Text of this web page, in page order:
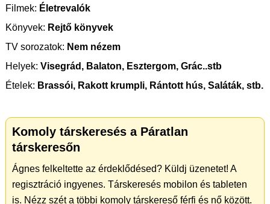
Filmek: Életrevalók
Könyvek: Rejtő könyvek
TV sorozatok: Nem nézem
Helyek: Visegrád, Balaton, Esztergom, Grác..stb
Ételek: Brassói, Rakott krumpli, Rántott hús, Saláták, stb.
Komoly társkeresés a Páratlan
társkeresőn
Ágnes felkeltette az érdeklődésed? Küldj üzenetet! A
regisztráció ingyenes. Társkeresés mobilon és tableten
is. Nézz szét a többi komoly társkereső férfi és nő között.